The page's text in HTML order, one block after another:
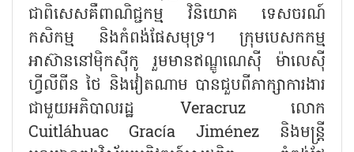
ជាពិសេសគឺពាណិជ្ជកម្ម វិនិយោគ ទេសចរណ៍
កសិកម្ម និងកំពង់ផែសមុទ្រ។ ក្រុមបេសកកម្ម
អាស៊ាននៅម៉ិកស៊ីកូ រួមមានឥណ្ឌូណេស៊ី ម៉ាលេស៊ី
ហ្វីលីពីន ថៃ និងវៀតណាម បានជួបពីភាក្សាការងារ
ជាមួយអភិបាលរដ្ឋ Veracruz លោក
Cuitláhuac Gracía Jiménez និងមន្រ្តី